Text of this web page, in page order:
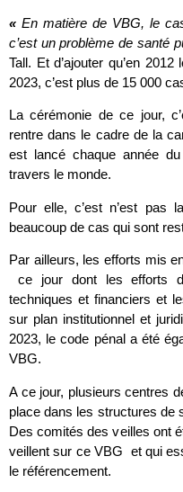
« En matière de VBG, le
c’est un problème de santé
Tall. Et d’ajouter qu’en
2023, c’est plus de 15 000
La cérémonie de ce jour,
rentre dans le cadre de la
est lancé chaque année
travers le monde.
Pour elle, c’est n’est
beaucoup de cas qui sont
Par ailleurs, les efforts mis
ce jour dont les efforts
techniques et financiers et
sur plan institutionnel et
2023, le code pénal a été
VBG.
A ce jour, plusieurs centres
place dans les structures de
Des comités des veilles ont
veillent sur ce VBG et qui
le référencement.